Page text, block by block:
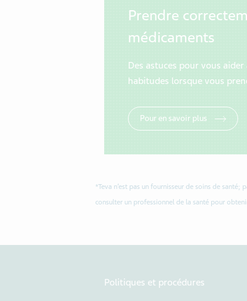
Prendre
médicaments
Des astuces pour vous
habitudes lorsque vous
Pour en savoir plus
*Teva n’est pas un fournisseur de soins de
consulter un professionnel de la santé pour
Politiques et procédures